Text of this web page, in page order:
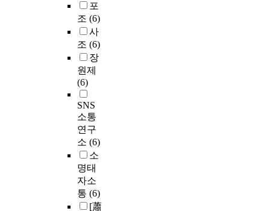
포
조 (6)
사
조 (6)
장
원제
(6)
SNS
소통
연구
소 (6)
소
명태
자소
통 (6)
[蕭